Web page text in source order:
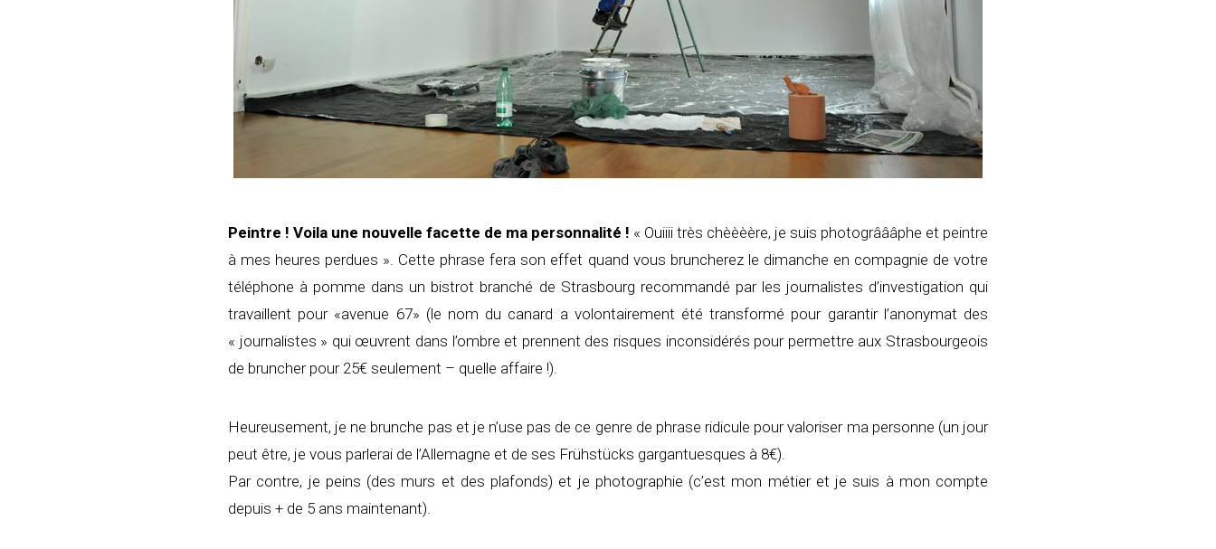
Peintre ! Voila une nouvelle facette de ma personnalité ! « Ouiiii très chèèèère, je suis photogrâââphe et peintre
à mes heures perdues ». Cette phrase fera son effet quand vous bruncherez le dimanche en compagnie de votre
téléphone à pomme dans un bistrot branché de Strasbourg recommandé par les journalistes d’investigation qui
travaillent pour «avenue 67» (le nom du canard a volontairement été transformé pour garantir l’anonymat des
« journalistes » qui œuvrent dans l’ombre et prennent des risques inconsidérés pour permettre aux Strasbourgeois
de bruncher pour 25€ seulement – quelle affaire !).
Heureusement, je ne brunche pas et je n’use pas de ce genre de phrase ridicule pour valoriser ma personne (un jour
peut être, je vous parlerai de l’Allemagne et de ses Frühstücks gargantuesques à 8€).
Par contre, je peins (des murs et des plafonds) et je photographie (c’est mon métier et je suis à mon compte
depuis + de 5 ans maintenant).